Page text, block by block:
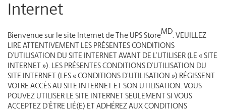
Internet
Bienvenue sur le site Internet de The UPS StoreMD. VEUILLEZ
LIRE ATTENTIVEMENT LES PRÉSENTES CONDITIONS
D’UTILISATION DU SITE INTERNET AVANT DE L’UTILISER (LE « SITE
INTERNET »). LES PRÉSENTES CONDITIONS D’UTILISATION DU
SITE INTERNET (LES « CONDITIONS D’UTILISATION ») RÉGISSENT
VOTRE ACCÈS AU SITE INTERNET ET SON UTILISATION. VOUS
POUVEZ UTILISER LE SITE INTERNET SEULEMENT SI VOUS
ACCEPTEZ D’ÊTRE LIÉ(E) ET ADHÉREZ AUX CONDITIONS